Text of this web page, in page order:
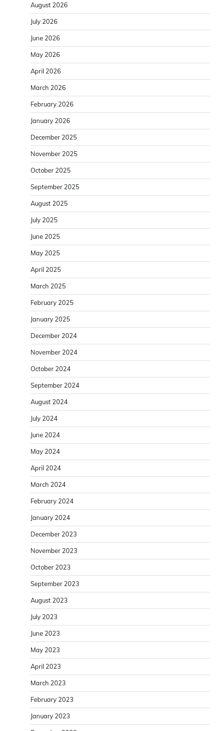
August 2026
July 2026
June 2026
May 2026
April 2026
March 2026
February 2026
January 2026
December 2025
November 2025
October 2025
September 2025
August 2025
July 2025
June 2025
May 2025
April 2025
March 2025
February 2025
January 2025
December 2024
November 2024
October 2024
September 2024
August 2024
July 2024
June 2024
May 2024
April 2024
March 2024
February 2024
January 2024
December 2023
November 2023
October 2023
September 2023
August 2023
July 2023
June 2023
May 2023
April 2023
March 2023
February 2023
January 2023